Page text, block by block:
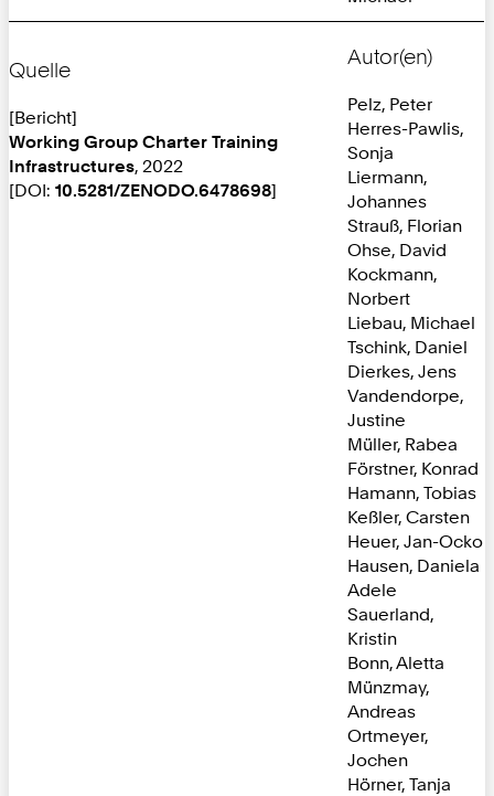
Quelle
[Bericht]
Working Group Charter Training
Infrastructures, 2022
[DOI: 10.5281/ZENODO.6478698]
Autor(en)
Pelz, Peter
Herres-Pawlis,
Sonja
Liermann,
Johannes
Strauß, Florian
Ohse, David
Kockmann,
Norbert
Liebau, Michael
Tschink, Daniel
Dierkes, Jens
Vandendorpe,
Justine
Müller, Rabea
Förstner, Konrad
Hamann, Tobias
Keßler, Carsten
Heuer, Jan-Ocko
Hausen, Daniela
Adele
Sauerland,
Kristin
Bonn, Aletta
Münzmay,
Andreas
Ortmeyer,
Jochen
Hörner, Tanja